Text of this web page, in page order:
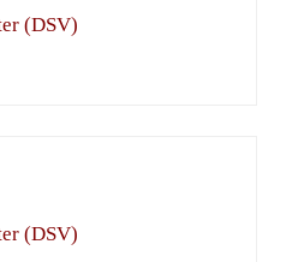
(DSV)
(DSV)